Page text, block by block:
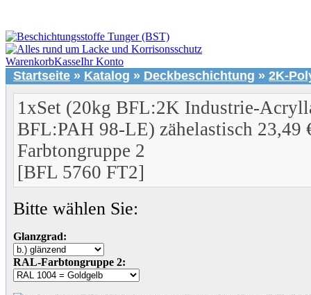
WarenkorbKasseIhr Konto
Startseite » Katalog » Deckbeschichtung » 2K-
1xSet (20kg BFL:2K Industrie-
BFL:PAH 98-LE) zähelastisch 23,49
Farbtongruppe 2
[BFL 5760 FT2]
Bitte wählen Sie:
Glanzgrad:
RAL-Farbtongruppe 2: